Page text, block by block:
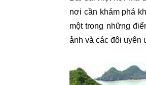
nơi cần khám phá
một trong những
ảnh và các đôi uyên